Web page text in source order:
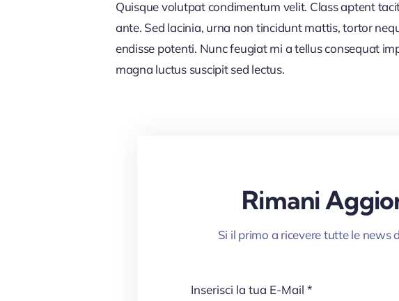
Quisque volutpat condimentum velit. Class aptent
ante. Sed lacinia, urna non tincidunt mattis, tortor
endisse potenti. Nunc feugiat mi a tellus consequat
magna luctus suscipit sed lectus.
Rimani
Si il primo a ricevere tutte le